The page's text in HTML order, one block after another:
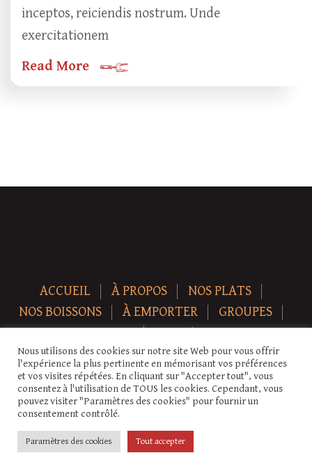
inceptos, reiciendis nostrum. Unde
exercitationem
Read More
ACCUEIL À PROPOS
NOS PLATS
NOS BOISSONS
À EMPORTER
GROUPES
NEWS
CONTACT
Copyright © 2026 Auberge-ecurie. Tous droits réservés.
Nous utilisons des cookies sur notre site Web pour vous offrir
l'expérience la plus pertinente en mémorisant vos préférences
et vos visites répétées. En cliquant sur "Accepter tout", vous
consentez à l'utilisation de TOUS les cookies. Cependant, vous
pouvez visiter "Paramètres des cookies" pour fournir un
consentement contrôlé.
Paramètres des cookies Tout accepter